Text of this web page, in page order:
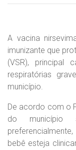
A vacina
imunizante que
(VSR), principal
respiratórias
município.
De acordo com o
do município
bebê esteja